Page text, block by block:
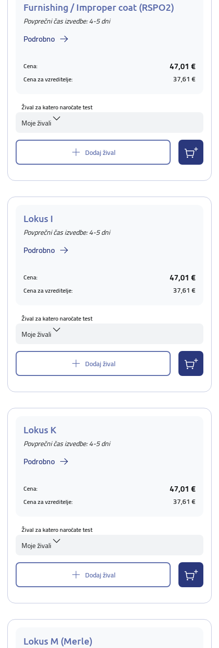
Furnishing / Improper coat (RSPO2)
Povprečni čas izvedbe: 4-5 dni
Podrobno
Cena: 47,01 €
Cena za vzreditelje: 37,61 €
Žival za katero naročate test
Moje živali
Dodaj žival
Lokus I
Povprečni čas izvedbe: 4-5 dni
Podrobno
Cena: 47,01 €
Cena za vzreditelje: 37,61 €
Žival za katero naročate test
Moje živali
Dodaj žival
Lokus K
Povprečni čas izvedbe: 4-5 dni
Podrobno
Cena: 47,01 €
Cena za vzreditelje: 37,61 €
Žival za katero naročate test
Moje živali
Dodaj žival
Lokus M (Merle)